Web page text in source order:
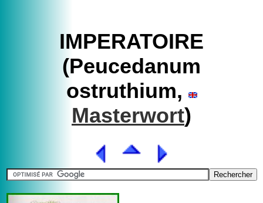
IMPERATOIRE
(Peucedanum
ostruthium,
Masterwort)